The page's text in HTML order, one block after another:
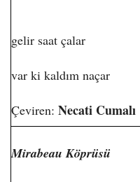
gelir saat çalar
var ki kaldım naçar
Çeviren: Necati Cumalı
Mirabeau Köprüsü